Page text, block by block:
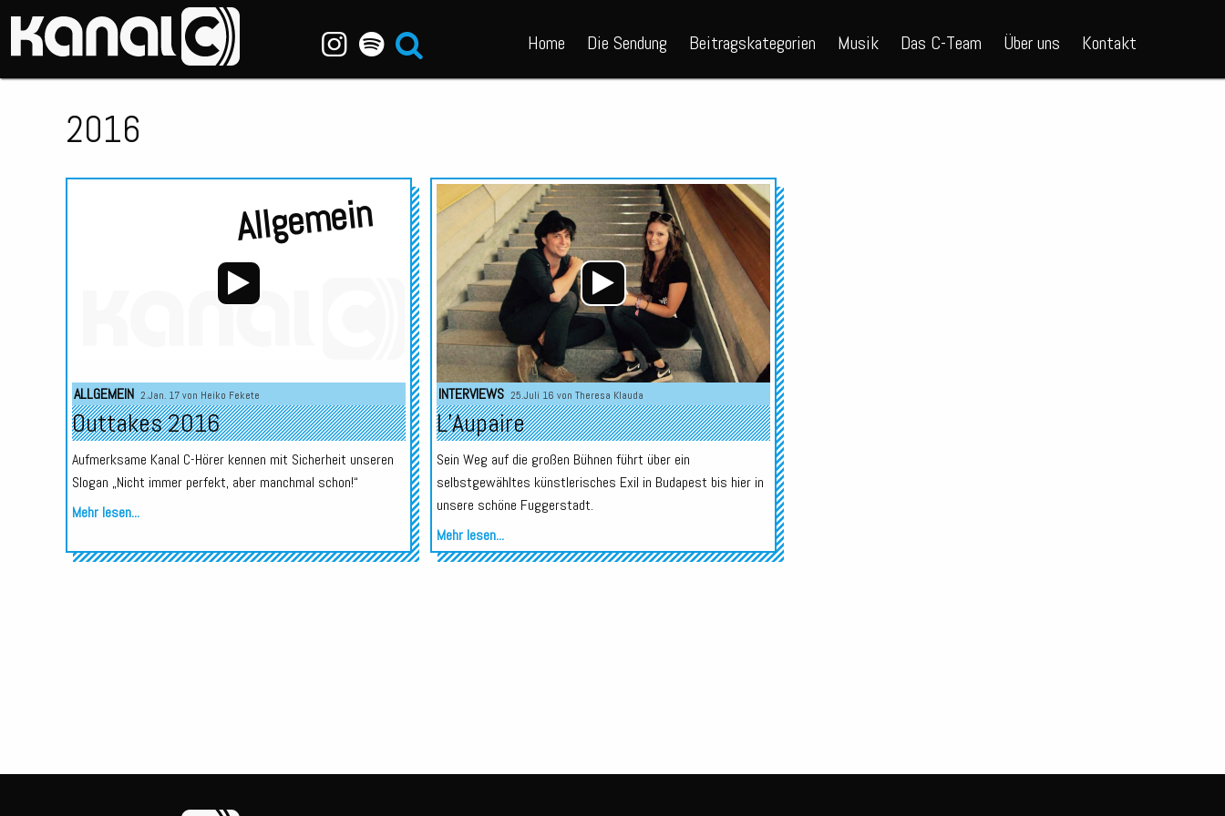
Home Die Sendung Beitragskategorien Musik Das C-Team Über uns Kontakt
2016
Allgemein
Player
ALLGEMEIN 2.Jan. 17 von Heiko Fekete
Outtakes 2016
Aufmerksame Kanal C-Hörer kennen mit Sicherheit unseren
Slogan „Nicht immer perfekt, aber manchmal schon!“
Mehr lesen...
Audio-
Player
INTERVIEWS 25.Juli 16 von Theresa Klauda
L’Aupaire
Sein Weg auf die großen Bühnen führt über ein
selbstgewähltes künstlerisches Exil in Budapest bis hier in
unsere schöne Fuggerstadt.
Mehr lesen...